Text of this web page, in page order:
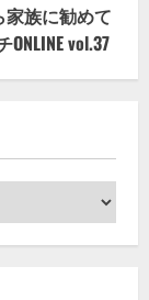
家族に勧めて
vol.37